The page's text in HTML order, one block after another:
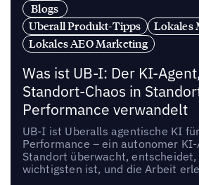
Blogs
Uberall Produkt-Tipps
Lokales
Lokales AEO Marketing
Was ist UB-I: Der KI-
Standort-Chaos in
Performance verwandelt
UB-I ist Uberalls agentische KI
Performance – ein autonomer
Standort überwacht, entscheidet,
wichtigsten ist, und die Arbeit